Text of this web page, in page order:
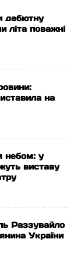
дебютну
літа поважні
на
небом: у
виставу
Раззувайло
України